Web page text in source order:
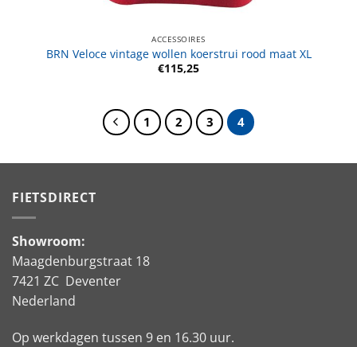
ACCESSOIRES
BRN Veloce vintage wollen koerstrui rood maat XL
€115,25
1 2 3 4
FIETSDIRECT
Showroom:
Maagdenburgstraat 18
7421 ZC Deventer
Nederland
Op werkdagen tussen 9 en 16.30 uur.